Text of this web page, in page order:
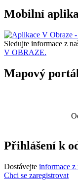
Mobilní
Sledujte informace z
V OBRAZE.
Mapový portál
Přihlášení k
Dostávejte informace z
Chci se zaregistrovat